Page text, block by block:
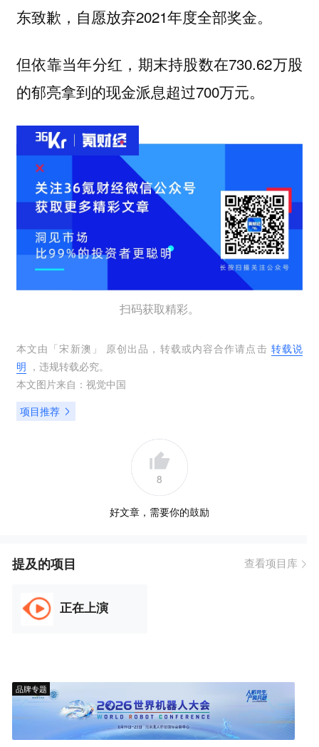
东致歉，自愿放弃2021年度全部奖金。
但依靠当年分红，期末持股数在730.62万股
的郁亮拿到的现金派息超过700万元。
扫码获取精彩。
本文由「宋新澳 」 原创出品，转载或内容合作请点击 转载说
明 ，违规转载必究。
本文图片来自： 视觉中国
项目推荐
8
好文章，需要你的鼓励
提及的项目 查看项目库
正在上演
品牌专题